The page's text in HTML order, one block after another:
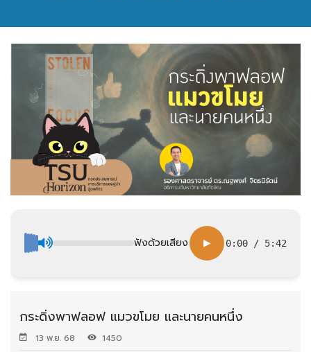
ฟังด้วยเสียง ▶ 0:00 / 5:42
กระดิ่งพาฟลอฟ แมวขโมย และนายคนหนึ่ง
13 พ.ย. 68 1450